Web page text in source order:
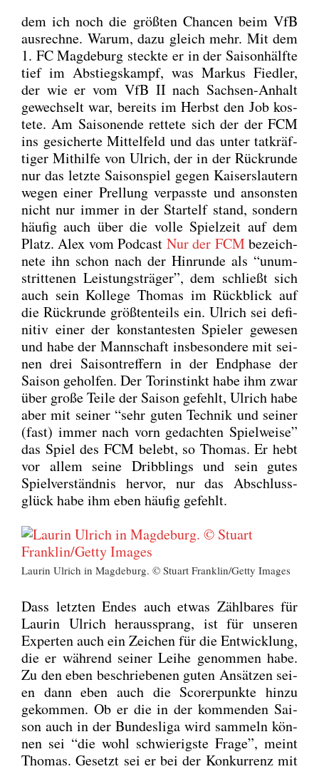
dem ich noch die größ­ten Chan­cen beim VfB
aus­rech­ne. War­um, dazu gleich mehr. Mit dem
1. FC Mag­de­burg steck­te er in der Sai­son­hälf­te
tief im Abstiegs­kampf, was Mar­kus Fied­ler,
der wie er vom VfB II nach Sach­sen-Anhalt
gewech­selt war, bereits im Herbst den Job kos­
te­te. Am Sai­son­ende ret­te­te sich der der FCM
ins gesi­cher­te Mit­tel­feld und das unter tat­kräf­
ti­ger Mit­hil­fe von Ulrich, der in der Rück­run­de
nur das letz­te Sai­son­spiel gegen Kai­sers­lau­tern
wegen einer Prel­lung ver­pass­te und ansons­ten
nicht nur immer in der Start­elf stand, son­dern
häu­fig auch über die vol­le Spiel­zeit auf dem
Platz. Alex vom Pod­cast Nur der FCM bezeich­
ne­te ihn schon nach der Hin­run­de als “unum­
strit­te­nen Leis­tungs­trä­ger”, dem schließt sich
auch sein Kol­le­ge Tho­mas im Rück­blick auf
die Rück­run­de größ­ten­teils ein. Ulrich sei defi­
ni­tiv einer der kon­stan­tes­ten Spie­ler gewe­sen
und habe der Mann­schaft ins­be­son­de­re mit sei­
nen drei Sai­son­tref­fern in der End­pha­se der
Sai­son gehol­fen. Der Tor­instinkt habe ihm zwar
über gro­ße Tei­le der Sai­son gefehlt, Ulrich habe
aber mit sei­ner “sehr guten Tech­nik und sei­ner
(fast) immer nach vorn gedach­ten Spiel­wei­se”
das Spiel des FCM belebt, so Tho­mas. Er hebt
vor allem sei­ne Dribb­lings und sein gutes
Spiel­ver­ständ­nis her­vor, nur das Abschluss­
glück habe ihm eben häu­fig gefehlt.
Lau­rin Ulrich in Mag­de­burg. © Stuart Franklin/Getty Images
Dass letz­ten Endes auch etwas Zähl­ba­res für
Lau­rin Ulrich her­aus­sprang, ist für unse­ren
Exper­ten auch ein Zei­chen für die Ent­wick­lung,
die er wäh­rend sei­ner Lei­he genom­men habe.
Zu den eben beschrie­be­nen guten Ansät­zen sei­
en dann eben auch die Scor­er­punk­te hin­zu
gekom­men. Ob er die in der kom­men­den Sai­
son auch in der Bun­des­li­ga wird sam­meln kön­
nen sei “die wohl schwie­rigs­te Fra­ge”, meint
Tho­mas. Gesetzt sei er bei der Kon­kur­renz mit